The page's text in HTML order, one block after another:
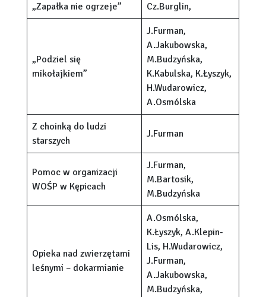
„Zapałka nie ogrzeje” Cz.Burglin,
„Podziel się
mikołajkiem”
J.Furman,
A.Jakubowska,
M.Budzyńska,
K.Kabulska, K.Łyszyk,
H.Wudarowicz,
A.Osmólska
Z choinką do ludzi
starszych
J.Furman
Pomoc w organizacji
WOŚP w Kępicach
J.Furman,
M.Bartosik,
M.Budzyńska
Opieka nad zwierzętami
leśnymi – dokarmianie
A.Osmólska,
K.Łyszyk, A.Klepin-
Lis, H.Wudarowicz,
J.Furman,
A.Jakubowska,
M.Budzyńska,